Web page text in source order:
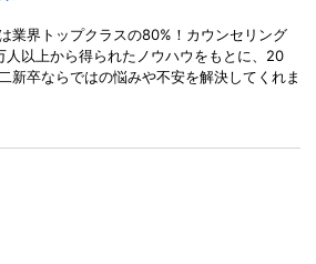
業界トップクラスの80%！カウンセリング
人以上から得られたノウハウをもとに、20
新卒ならではの悩みや不安を解決してくれま